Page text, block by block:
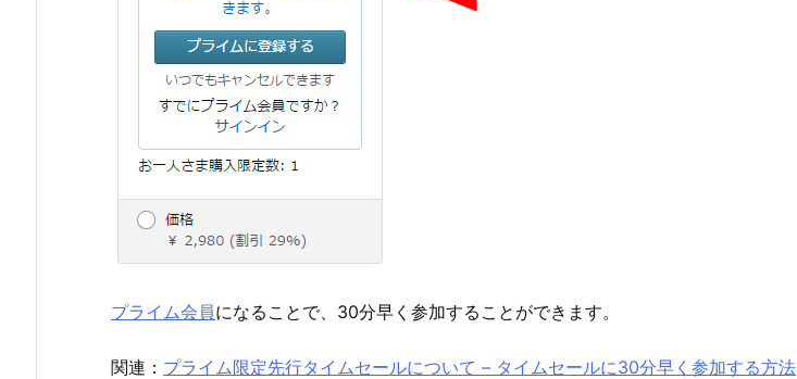
プライム会員になることで、30分早く参加することができます。
関連： プライム限定先行タイムセールについて – タイムセールに30分早く参加する方法